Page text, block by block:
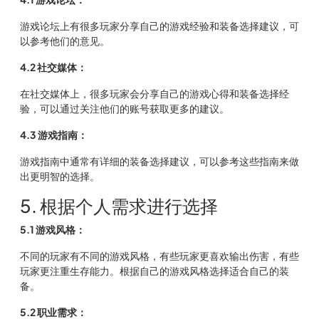
游戏论坛上有很多玩家分享自己的游戏经验和装备选择建议，可
以参考他们的意见。
4.2 社交媒体：
在社交媒体上，很多玩家会分享自己的游戏心得和装备选择经
验，可以通过关注他们的账号获取更多的建议。
4.3 游戏指南：
游戏指南中通常有详细的装备选择建议，可以参考这些指南来做
出更明智的选择。
5. 根据个人需求进行选择
5.1 游戏风格：
不同的玩家有不同的游戏风格，有些玩家更喜欢输出伤害，有些
玩家更注重生存能力。根据自己的游戏风格选择适合自己的装
备。
5.2 职业需求：